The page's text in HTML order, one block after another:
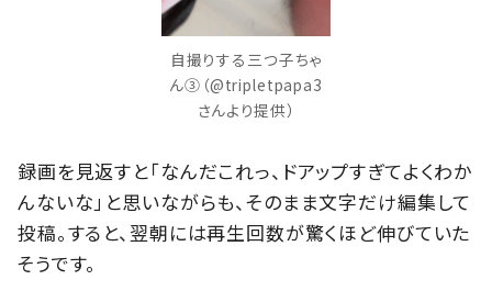
自撮りする三つ子ちゃ
ん③（@tripletpapa3
さんより提供）
録画を見返すと「なんだこれっ、ドアップすぎてよくわか
んないな」と思いながらも、そのまま文字だけ編集して
投稿。すると、翌朝には再生回数が驚くほど伸びていた
そうです。